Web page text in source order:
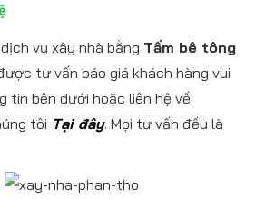
vụ xây nhà bằng Tấm bê tông
tư vấn báo giá khách hàng vui
tin bên dưới hoặc liên hệ về
tôi Tại đây. Mọi tư vấn đều là